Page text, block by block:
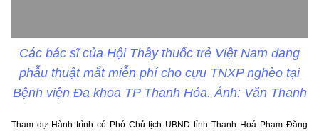
Các bác sĩ của Hội Thầy thuốc trẻ Việt Nam đang
phẫu thuật mắt miễn phí cho cựu TNXP nghèo tại
Bệnh viện Đa khoa TP Thanh Hóa. Ảnh: Văn Thanh
Tham dự Hành trình có Phó Chủ tịch UBND tỉnh Thanh Hoá Phạm Đăng